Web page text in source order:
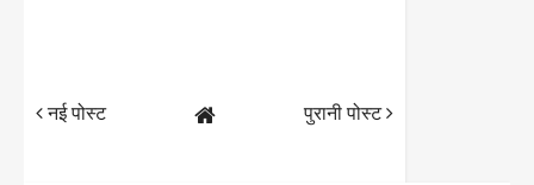
नई पोस्ट पुरानी पोस्ट